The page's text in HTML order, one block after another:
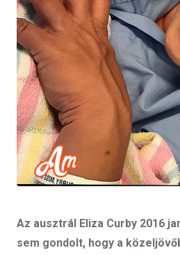
Az ausztrál Eliza Curby 2016
sem gondolt, hogy a